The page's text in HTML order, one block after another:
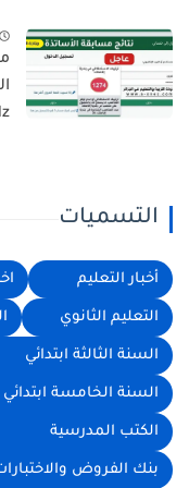
التسميات
أخبار التعليم
التعليم الثانوي
السنة الثالثة ابتدائي
السنة الخامسة ابتدائي
الكتب المدرسية
بنك الفروض والاختبارات